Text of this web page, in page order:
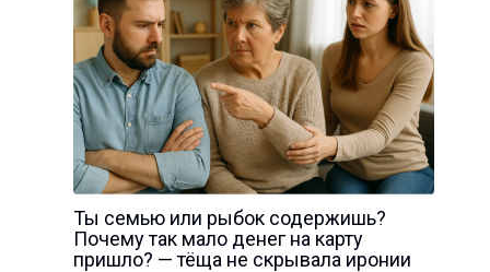
Ты семью или рыбок содержишь?
Почему так мало денег на карту
пришло? — тёща не скрывала иронии